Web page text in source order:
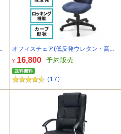
オフィスチェア(低反発ウレタン・高...
¥ 16,800 予約販売
(17)